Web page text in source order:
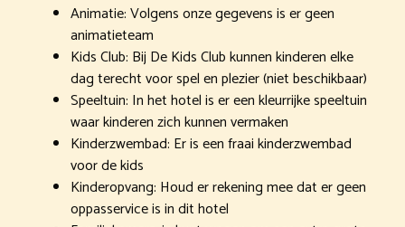
Animatie: Volgens onze gegevens is er geen
animatieteam
Kids Club: Bij De Kids Club kunnen kinderen elke
dag terecht voor spel en plezier (niet beschikbaar)
Speeltuin: In het hotel is er een kleurrijke speeltuin
waar kinderen zich kunnen vermaken
Kinderzwembad: Er is een fraai kinderzwembad
voor de kids
Kinderopvang: Houd er rekening mee dat er geen
oppasservice is in dit hotel